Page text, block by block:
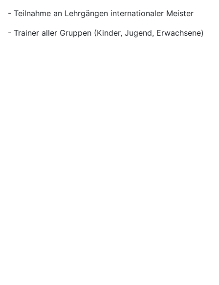
- Teilnahme an Lehrgängen internationaler Meister
- Trainer aller Gruppen (Kinder, Jugend, Erwachsene)